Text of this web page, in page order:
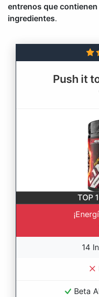
entrenos que
ingredientes.
Push it
TOP
14
Beta